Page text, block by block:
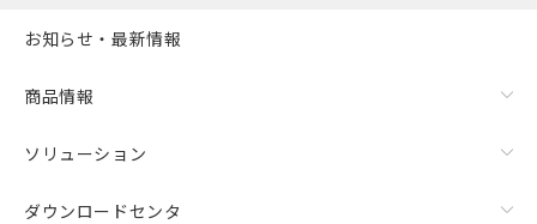
お知らせ・最新情報
商品情報
ソリューション
ダウンロードセンタ